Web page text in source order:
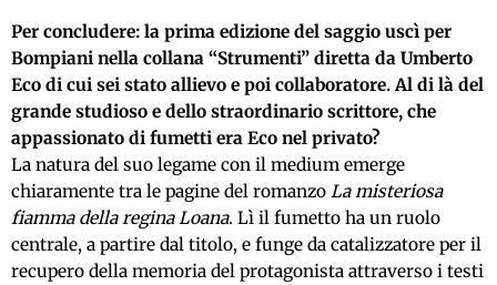
Per concludere: la prima edizione del saggio uscì per
Bompiani nella collana “Strumenti” diretta da Umberto
Eco di cui sei stato allievo e poi collaboratore. Al di là del
grande studioso e dello straordinario scrittore, che
appassionato di fumetti era Eco nel privato?
La natura del suo legame con il medium emerge
chiaramente tra le pagine del romanzo La misteriosa
fiamma della regina Loana. Lì il fumetto ha un ruolo
centrale, a partire dal titolo, e funge da catalizzatore per il
recupero della memoria del protagonista attraverso i testi